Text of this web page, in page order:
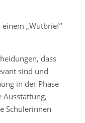
„Wutbrief“
dass
sind und
in der Phase
Ausstattung,
Schülerinnen